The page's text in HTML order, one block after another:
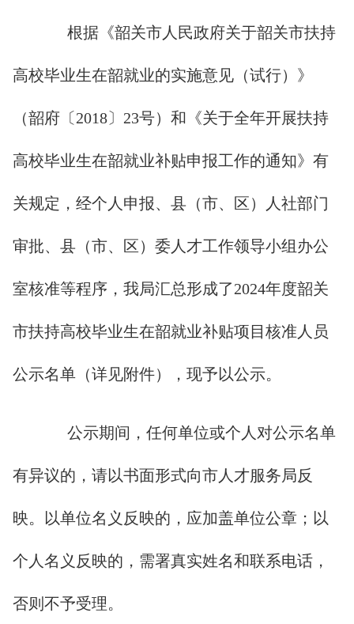
根据《韶关市人民政府关于韶关市扶持
高校毕业生在韶就业的实施意见（试行）》
（韶府〔2018〕23号）和《关于全年开展扶持
高校毕业生在韶就业补贴申报工作的通知》有
关规定，经个人申报、县（市、区）人社部门
审批、县（市、区）委人才工作领导小组办公
室核准等程序，我局汇总形成了2024年度韶关
市扶持高校毕业生在韶就业补贴项目核准人员
公示名单（详见附件），现予以公示。
公示期间，任何单位或个人对公示名单
有异议的，请以书面形式向市人才服务局反
映。以单位名义反映的，应加盖单位公章；以
个人名义反映的，需署真实姓名和联系电话，
否则不予受理。